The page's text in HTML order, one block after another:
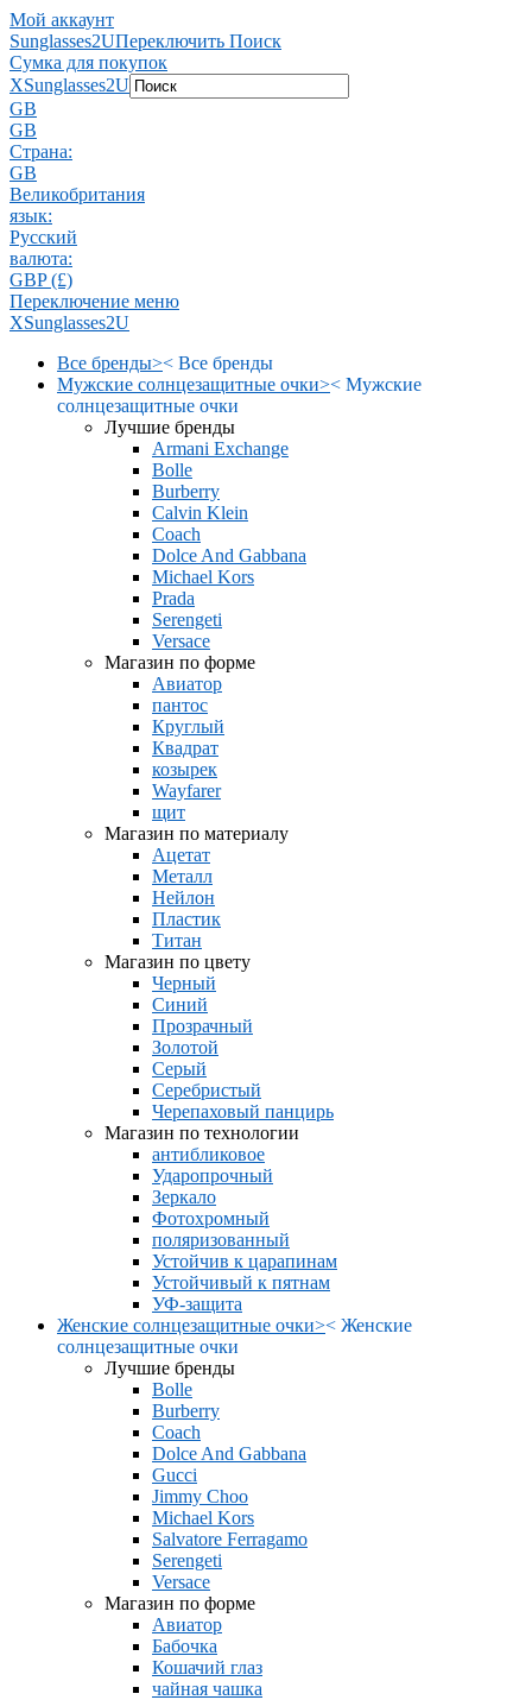
Мой аккаунт
Sunglasses2UПереключить Поиск
Сумка для покупок
XSunglasses2U
GB
GB
Страна:
GB
Великобритания
язык:
Pусский
валюта:
GBP (£)
Переключение меню
XSunglasses2U
Все бренды>< Все бренды
Мужские солнцезащитные очки>< Мужские
солнцезащитные очки
Лучшие бренды
Armani Exchange
Bolle
Burberry
Calvin Klein
Coach
Dolce And Gabbana
Michael Kors
Prada
Serengeti
Versace
Магазин по форме
Авиатор
пантос
Круглый
Квадрат
козырек
Wayfarer
щит
Магазин по материалу
Ацетат
Металл
Нейлон
Пластик
Титан
Магазин по цвету
Черный
Синий
Прозрачный
Золотой
Серый
Серебристый
Черепаховый панцирь
Магазин по технологии
антибликовое
Ударопрочный
Зеркало
Фотохромный
поляризованный
Устойчив к царапинам
Устойчивый к пятнам
УФ-защита
Женские солнцезащитные очки>< Женские
солнцезащитные очки
Лучшие бренды
Bolle
Burberry
Coach
Dolce And Gabbana
Gucci
Jimmy Choo
Michael Kors
Salvatore Ferragamo
Serengeti
Versace
Магазин по форме
Авиатор
Бабочка
Кошачий глаз
чайная чашка